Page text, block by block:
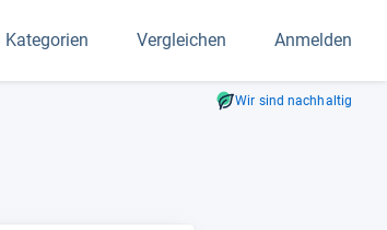
Kategorien Vergleichen Anmelden
Wir sind nachhaltig